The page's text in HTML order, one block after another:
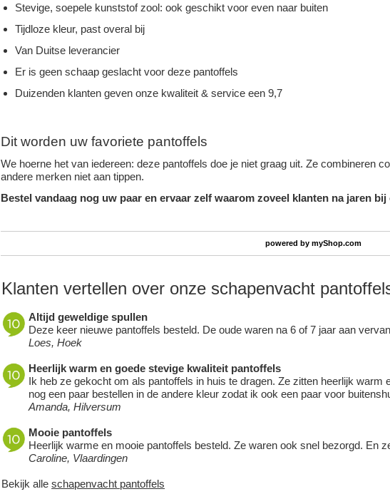
Stevige, soepele kunststof zool: ook geschikt voor even naar buiten
Tijdloze kleur, past overal bij
Van Duitse leverancier
Er is geen schaap geslacht voor deze pantoffels
Duizenden klanten geven onze kwaliteit & service een 9,7
Dit worden uw favoriete pantoffels
We hoerne het van iedereen: deze pantoffels doe je niet graag uit. Ze combineren
andere merken niet aan tippen.
Bestel vandaag nog uw paar en ervaar zelf waarom zoveel klanten na jaren
powered bymyShop.com
Klanten vertellen over onze schapenvacht
Altijd geweldige spullen
Deze keer nieuwe pantoffels besteld. De oude waren na 6 of 7 jaar aan
Loes, Hoek
Heerlijk warm en goede stevige kwaliteit pantoffels
Ik heb ze gekocht om als pantoffels in huis te dragen. Ze zitten heerlijk warm
nog een paar bestellen in de andere kleur zodat ik ook een paar voor
Amanda, Hilversum
Mooie pantoffels
Heerlijk warme en mooie pantoffels besteld. Ze waren ook snel bezorgd. En
Caroline, Vlaardingen
Bekijk alleschapenvacht pantoffels